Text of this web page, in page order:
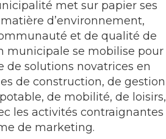
met sur papier ses
d’environnement,
et de qualité de
municipale se mobilise pour
de solutions novatrices en
de construction, de gestion
de mobilité, de loisirs,
les activités contraignantes
de marketing.